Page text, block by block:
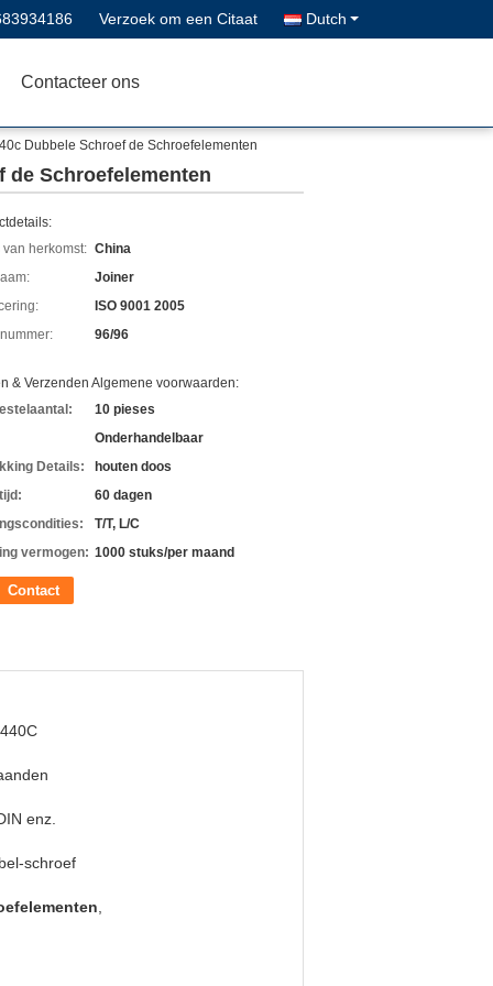
Verzoek om een Citaat Dutch
Contacteer ons
Dubbele Schroef de Schroefelementen
de Schroefelementen
van herkomst: China
Joiner
ISO 9001 2005
96/96
& Verzenden Algemene voorwaarden:
10 pieses
Onderhandelbaar
Details:
houten doos
60 dagen
T/T, L/C
vermogen: 1000 stuks/per maand
Contact
enz.
schroef